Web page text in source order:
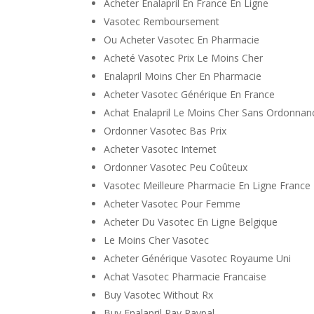
Acheter Enalapril En France En Ligne
Vasotec Remboursement
Ou Acheter Vasotec En Pharmacie
Acheté Vasotec Prix Le Moins Cher
Enalapril Moins Cher En Pharmacie
Acheter Vasotec Générique En France
Achat Enalapril Le Moins Cher Sans
Ordonner Vasotec Bas Prix
Acheter Vasotec Internet
Ordonner Vasotec Peu Coûteux
Vasotec Meilleure Pharmacie En Ligne France
Acheter Vasotec Pour Femme
Acheter Du Vasotec En Ligne Belgique
Le Moins Cher Vasotec
Acheter Générique Vasotec Royaume Uni
Achat Vasotec Pharmacie Francaise
Buy Vasotec Without Rx